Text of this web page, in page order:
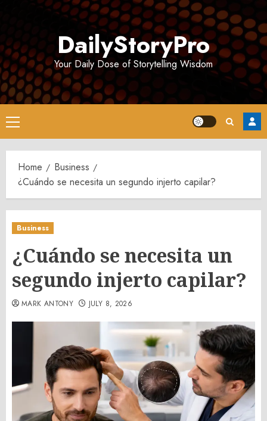
DailyStoryPro
Your Daily Dose of Storytelling Wisdom
Primary
Menu
Home
Business
¿Cuándo se necesita un segundo injerto capilar?
Business
¿Cuándo se necesita un
segundo injerto capilar?
MARK ANTONY JULY 8, 2026